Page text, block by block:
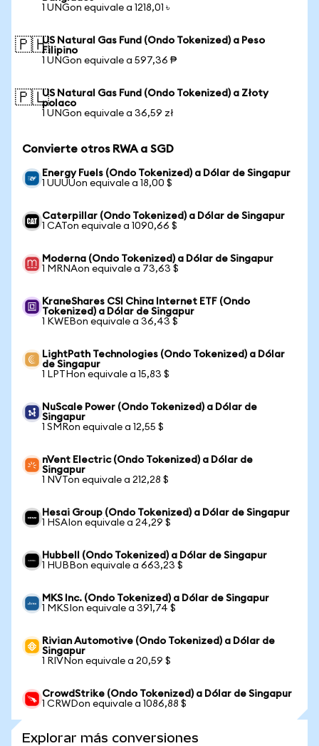
1 UNGon equivale a 1218,01 ৳
🇵🇭US Natural Gas Fund (Ondo Tokenized) a Peso
Filipino
1 UNGon equivale a 597,36 ₱
🇵🇱US Natural Gas Fund (Ondo Tokenized) a Złoty
polaco
1 UNGon equivale a 36,59 zł
Convierte otros RWA a SGD
Energy Fuels (Ondo Tokenized) a Dólar de Singapur
1 UUUUon equivale a 18,00 $
Caterpillar (Ondo Tokenized) a Dólar de Singapur
1 CATon equivale a 1090,66 $
Moderna (Ondo Tokenized) a Dólar de Singapur
1 MRNAon equivale a 73,63 $
KraneShares CSI China Internet ETF (Ondo
Tokenized) a Dólar de Singapur
1 KWEBon equivale a 36,43 $
LightPath Technologies (Ondo Tokenized) a Dólar
de Singapur
1 LPTHon equivale a 15,83 $
NuScale Power (Ondo Tokenized) a Dólar de
Singapur
1 SMRon equivale a 12,55 $
nVent Electric (Ondo Tokenized) a Dólar de
Singapur
1 NVTon equivale a 212,28 $
Hesai Group (Ondo Tokenized) a Dólar de Singapur
1 HSAIon equivale a 24,29 $
Hubbell (Ondo Tokenized) a Dólar de Singapur
1 HUBBon equivale a 663,23 $
MKS Inc. (Ondo Tokenized) a Dólar de Singapur
1 MKSIon equivale a 391,74 $
Rivian Automotive (Ondo Tokenized) a Dólar de
Singapur
1 RIVNon equivale a 20,59 $
CrowdStrike (Ondo Tokenized) a Dólar de Singapur
1 CRWDon equivale a 1086,88 $
Explorar más conversiones